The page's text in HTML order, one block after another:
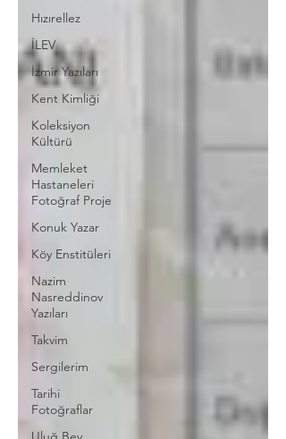
Hızırellez
İLEV
İzmir Yazıları
Kent Kimliği
Koleksiyon
Kültürü
Memleket
Hastaneleri
Fotoğraf Proje
Konuk Yazar
Köy Enstitüleri
Nazim
Nasreddinov
Yazıları
Takvim
Sergilerim
Tarihi
Fotoğraflar